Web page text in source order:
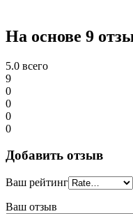
На основе 9
5.0 всего
9
0
0
0
0
Добавить отзыв
Ваш рейтинг
Ваш отзыв